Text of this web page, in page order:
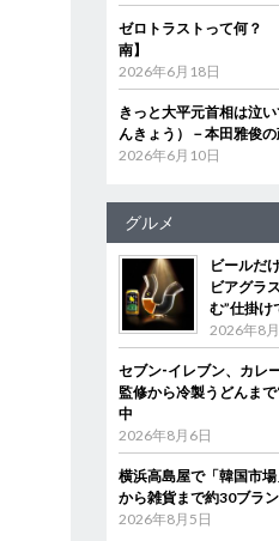
ゼロトラストって何？
南】
2026年6月18日
きっと大平元首相は泣
んきょう）－本田雅俊の
2026年6月10日
グルメ
ビールだ
ビアグラ
む”仕掛け
2026年8
セブン‐イレブン、カ
監修から冷製うどんま
中
2026年8月6日
横浜高島屋で「韓国市
から雑貨まで約30ブラ
2026年8月5日